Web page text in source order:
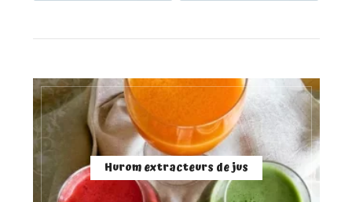
Hurom extracteurs de jus